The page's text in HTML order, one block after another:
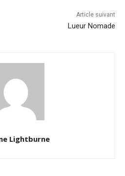
Article suivant
Lueur Nomade
Lightburne